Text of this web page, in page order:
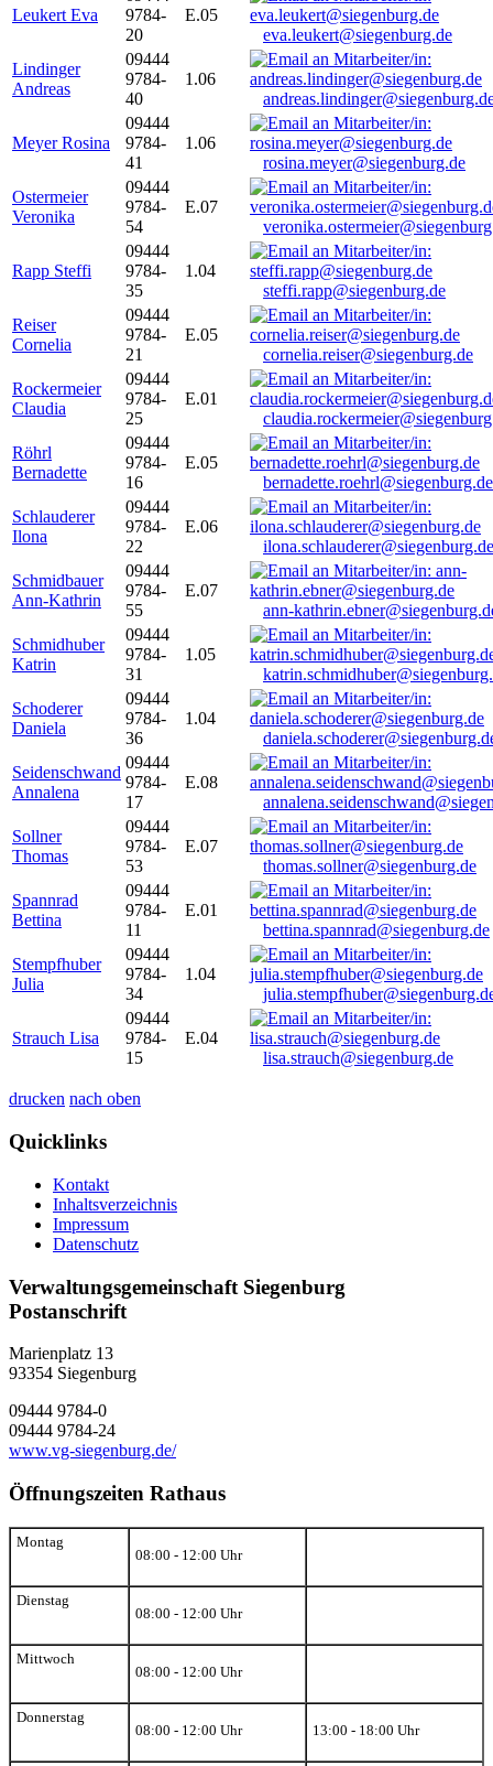
Leukert Eva
9784-
20
E.05
eva.leukert@siegenburg.de
Lindinger
Andreas
09444
9784-
40
1.06
Meyer Rosina
09444
9784-
41
1.06
rosina.meyer@siegenburg.de
Ostermeier
Veronika
09444
9784-
54
E.07
Rapp Steffi
09444
9784-
35
1.04
steffi.rapp@siegenburg.de
Reiser
Cornelia
09444
9784-
21
E.05
cornelia.reiser@siegenburg.de
Rockermeier
Claudia
09444
9784-
25
E.01
Röhrl
Bernadette
09444
9784-
16
E.05
bernadette.roehrl@siegenburg.de
Schlauderer
Ilona
09444
9784-
22
E.06
ilona.schlauderer@siegenburg.de
Schmidbauer
Ann-Kathrin
09444
9784-
55
E.07
ann-
Schmidhuber
Katrin
09444
9784-
31
1.05
Schoderer
Daniela
09444
9784-
36
1.04
Seidenschwand
Annalena
09444
9784-
17
E.08
Sollner
Thomas
09444
9784-
53
E.07
thomas.sollner@siegenburg.de
Spannrad
Bettina
09444
9784-
11
E.01
bettina.spannrad@siegenburg.de
Stempfhuber
Julia
09444
9784-
34
1.04
Strauch Lisa
09444
9784-
15
E.04
lisa.strauch@siegenburg.de
drucken nach oben
Quicklinks
Kontakt
Inhaltsverzeichnis
Impressum
Datenschutz
Verwaltungsgemeinschaft Siegenburg
Postanschrift
Marienplatz 13
93354 Siegenburg
09444 9784-0
09444 9784-24
www.vg-siegenburg.de/
Öffnungszeiten Rathaus
Montag
08:00 - 12:00 Uhr
Dienstag
08:00 - 12:00 Uhr
Mittwoch
08:00 - 12:00 Uhr
Donnerstag
08:00 - 12:00 Uhr
13:00 - 18:00 Uhr